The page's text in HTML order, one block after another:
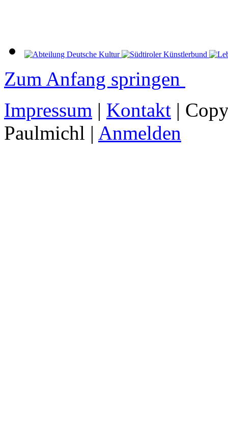
Zum Anfang springen
Impressum | Kontakt |
Paulmichl | Anmelden